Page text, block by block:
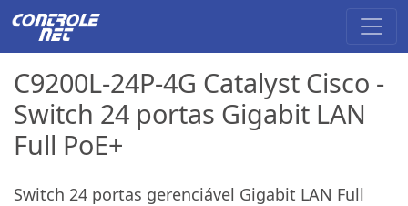
C9200L-24P-4G Catalyst Cisco -
Switch 24 portas Gigabit LAN
Full PoE+
Switch 24 portas gerenciável Gigabit LAN Full